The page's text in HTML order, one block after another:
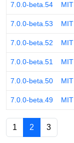
7.0.0-beta.54 MIT
7.0.0-beta.53 MIT
7.0.0-beta.52 MIT
7.0.0-beta.51 MIT
7.0.0-beta.50 MIT
7.0.0-beta.49 MIT
1 2 3